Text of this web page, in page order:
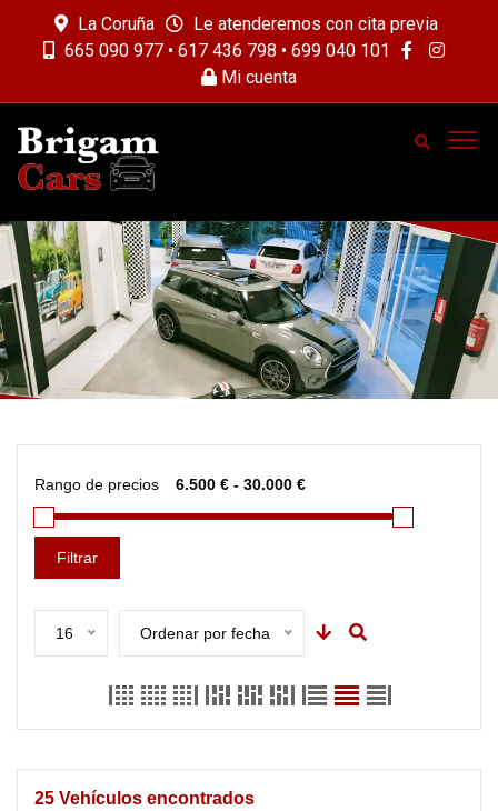
La Coruña
Le atenderemos con cita previa
665 090 977 • 617 436 798 • 699 040 101
Mi cuenta
Rango de precios
Filtrar
16 Ordenar por fecha
25 Vehículos encontrados